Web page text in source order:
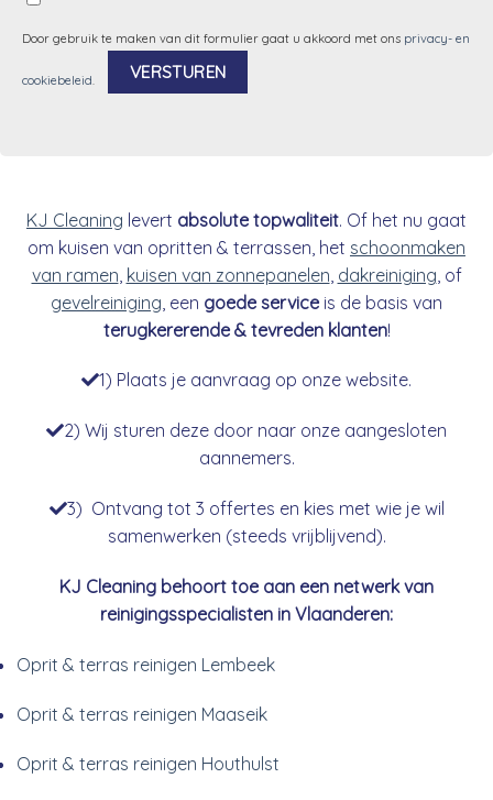
Door gebruik te maken van dit formulier gaat u akkoord met ons privacy- en
cookiebeleid.
KJ Cleaning levert absolute topwaliteit. Of het nu gaat
om kuisen van opritten & terrassen, het schoonmaken
van ramen kuisen van zonnepanelen dakreiniging , of
gevelreiniging , een goede serviceis de basis van
terugkererende & tevreden klanten!
1) Plaats je aanvraag op onze website.
2) Wij sturen deze door naar onze aangesloten
aannemers.
3) Ontvang tot 3 offertes en kies met wie je wil
samenwerken (steeds vrijblijvend).
KJ Cleaning behoort toe aan een netwerk van
reinigingsspecialisten in Vlaanderen:
Oprit & terras reinigen Lembeek
Oprit & terras reinigen Maaseik
Oprit & terras reinigen Houthulst